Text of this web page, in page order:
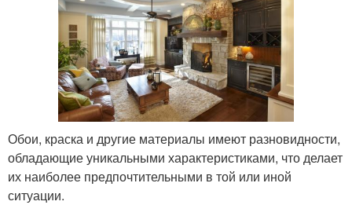
Обои, краска и другие материалы имеют разновидности,
обладающие уникальными характеристиками, что делает
их наиболее предпочтительными в той или иной
ситуации.